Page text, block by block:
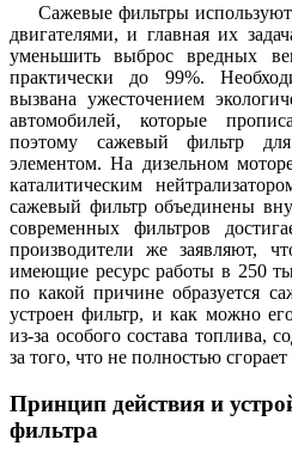
Сажевые фильтры
двигателями, и главная их
уменьшить выброс вредных
практически до 99%.
вызвана ужесточением
автомобилей, которые
поэтому сажевый фильтр
элементом. На дизельном
каталитическим
сажевый фильтр объединены
современных фильтров
производители же заявляют,
имеющие ресурс работы в 250
по какой причине образуется
устроен фильтр, и как можно
из-за особого состава топлива,
за того, что не полностью
Принцип действия и
фильтра